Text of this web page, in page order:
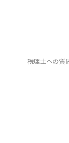
税理士への質